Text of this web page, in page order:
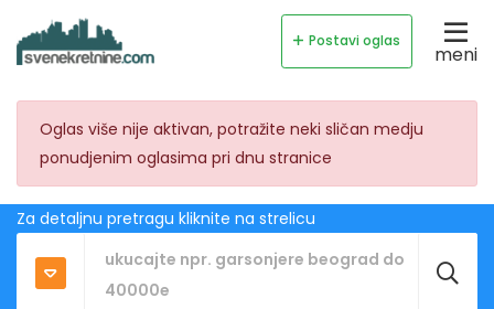
Postavi oglas
meni
Oglas više nije aktivan, potražite neki sličan medju
ponudjenim oglasima pri dnu stranice
Za detaljnu pretragu kliknite na strelicu